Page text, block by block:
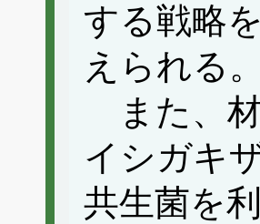
する戦略
えられる。
また、
イシガキ
共生菌を